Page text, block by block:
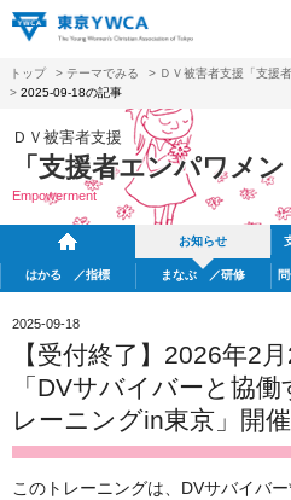
トップ > テーマでみる > ＤＶ被害者支援「支援
> 2025-09-18の記事
ＤＶ被害者支援
「支援者エンパワメ
Empowerment
お知らせ
はかる ／指標 まなぶ ／研修
2025-09-18
【受付終了】2026年2
「DVサバイバーと協
レーニングin東京」開
このトレーニングは、DVサバイバ